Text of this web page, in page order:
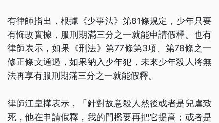
有律師指出，根據《少事法》第81條規定，少年只要
有悔改實據，服刑期滿三分之一就能申請假釋。也有
律師表示，如果《刑法》第77條第3項、第78條之一
修正條文通過，如果納入少年犯，未來少年殺人將無
法再享有服刑期滿三分之一就能假釋。
律師江皇樺表示，「針對故意殺人然後或者是兒虐致
死，他在申請假釋，我的門檻要再把它提高；或者是